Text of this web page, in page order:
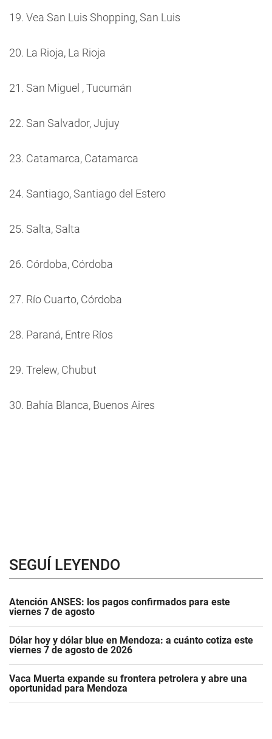
19. Vea San Luis Shopping, San Luis
20. La Rioja, La Rioja
21. San Miguel , Tucumán
22. San Salvador, Jujuy
23. Catamarca, Catamarca
24. Santiago, Santiago del Estero
25. Salta, Salta
26. Córdoba, Córdoba
27. Río Cuarto, Córdoba
28. Paraná, Entre Ríos
29. Trelew, Chubut
30. Bahía Blanca, Buenos Aires
SEGUÍ LEYENDO
Atención ANSES: los pagos confirmados para este
viernes 7 de agosto
Dólar hoy y dólar blue en Mendoza: a cuánto cotiza este
viernes 7 de agosto de 2026
Vaca Muerta expande su frontera petrolera y abre una
oportunidad para Mendoza